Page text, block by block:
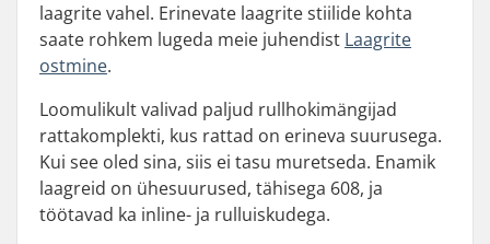
laagrite vahel. Erinevate laagrite stiilide kohta
saate rohkem lugeda meie juhendist Laagrite
ostmine.
Loomulikult valivad paljud rullhokimängijad
rattakomplekti, kus rattad on erineva suurusega.
Kui see oled sina, siis ei tasu muretseda. Enamik
laagreid on ühesuurused, tähisega 608, ja
töötavad ka inline- ja rulluiskudega.